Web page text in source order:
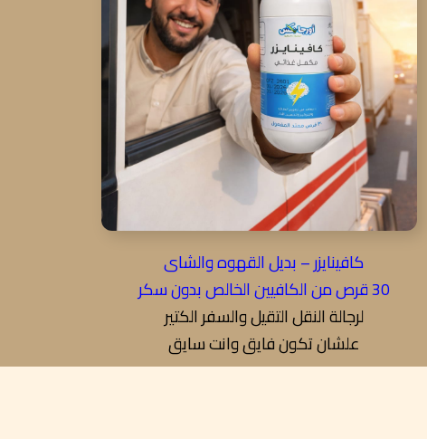
كافينايزر – بديل القهوه والشاى
30 قرص من الكافيين الخالص بدون سكر
لرجالة النقل التقيل والسفر الكتير
علشان تكون فايق وانت سايق